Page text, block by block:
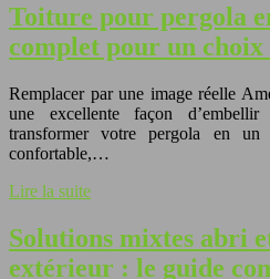
Toiture pour pergola
complet pour un
Remplacer par une image réelle
une excellente façon
transformer votre pergola en
confortable,…
Lire la suite
Solutions mixtes abri
extérieur : le guide